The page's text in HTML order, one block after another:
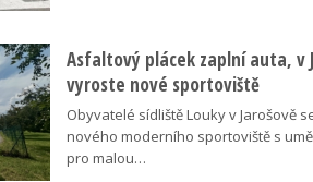
Asfaltový plácek zaplní auta, v
vyroste nové sportoviště
Obyvatelé sídliště Louky v Jarošově
nového moderního sportoviště s
pro malou…